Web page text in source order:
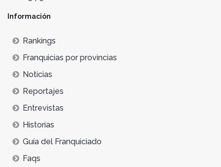
Información
Rankings
Franquicias por provincias
Noticias
Reportajes
Entrevistas
Historias
Guía del Franquiciado
Faqs